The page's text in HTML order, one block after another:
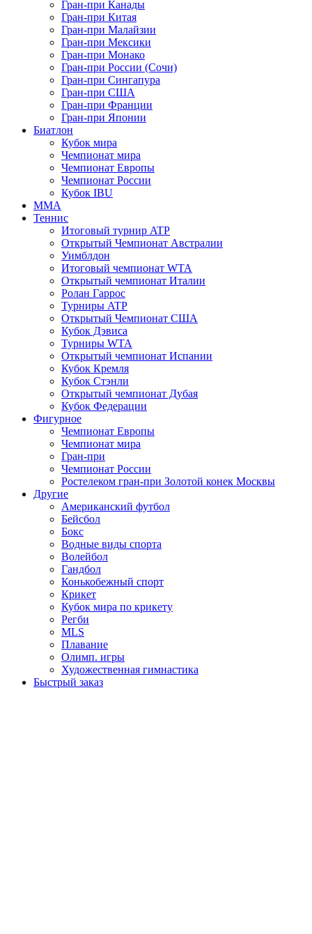
Гран-при Канады
Гран-при Китая
Гран-при Малайзии
Гран-при Мексики
Гран-при Монако
Гран-при России (Сочи)
Гран-при Сингапура
Гран-при США
Гран-при Франции
Гран-при Японии
Биатлон
Кубок мира
Чемпионат мира
Чемпионат Европы
Чемпионат России
Кубок IBU
MMA
Теннис
Итоговый турнир ATP
Открытый Чемпионат Австралии
Уимблдон
Итоговый чемпионат WTA
Открытый чемпионат Италии
Ролан Гаррос
Турниры ATP
Открытый Чемпионат США
Кубок Дэвиса
Турниры WTA
Открытый чемпионат Испании
Кубок Кремля
Кубок Стэнли
Открытый чемпионат Дубая
Кубок Федерации
Фигурное
Чемпионат Европы
Чемпионат мира
Гран-при
Чемпионат России
Ростелеком гран-при Золотой конек Москвы
Другие
Американский футбол
Бейсбол
Бокс
Водные виды спорта
Волейбол
Гандбол
Конькобежный спорт
Крикет
Кубок мира по крикету
Регби
MLS
Плавание
Олимп. игры
Художественная гимнастика
Быстрый заказ